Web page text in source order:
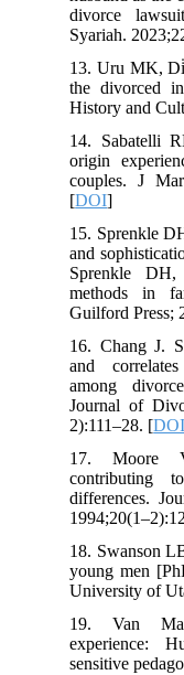
divorce
Syariah.
13. Uru MK,
the divorced
History and
14. Sabatelli
origin
couples. J
[DOI
15. Sprenkle
and
Sprenkle
methods in
Guilford Press;
16. Chang J.
and
among
Journal of
2):111–28. [
17. Moore
differences.
18. Swanson
young men
University of
19. Van
experience:
sensitive